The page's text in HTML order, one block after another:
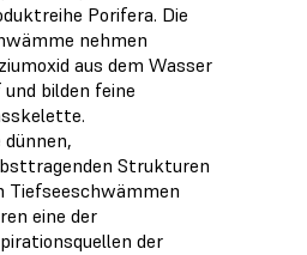
dünnen,
Strukturen
Tiefseeschwämmen
eine der
der